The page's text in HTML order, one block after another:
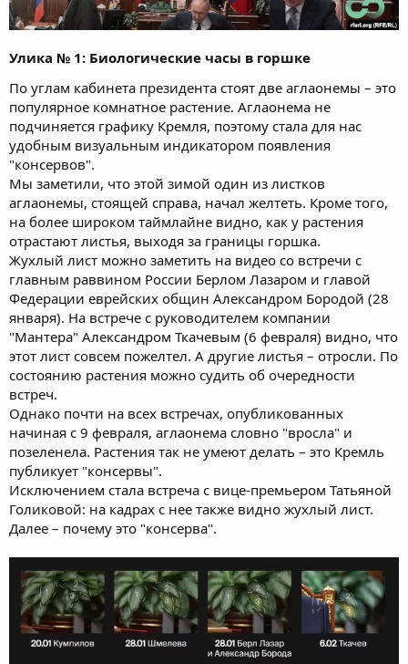
Улика № 1: Биологические часы в горшке
По углам кабинета президента стоят две аглаонемы – это
популярное комнатное растение. Аглаонема не
подчиняется графику Кремля, поэтому стала для нас
удобным визуальным индикатором появления
"консервов".
Мы заметили, что этой зимой один из листков
аглаонемы, стоящей справа, начал желтеть. Кроме того,
на более широком таймлайне видно, как у растения
отрастают листья, выходя за границы горшка.
Жухлый лист можно заметить на видео со встречи с
главным раввином России Берлом Лазаром и главой
Федерации еврейских общин Александром Бородой (28
января). На встрече с руководителем компании
"Мантера" Александром Ткачевым (6 февраля) видно, что
этот лист совсем пожелтел. А другие листья – отросли. По
состоянию растения можно судить об очередности
встреч.
Однако почти на всех встречах, опубликованных
начиная с 9 февраля, аглаонема словно "вросла" и
позеленела. Растения так не умеют делать – это Кремль
публикует "консервы".
Исключением стала встреча с вице-премьером Татьяной
Голиковой: на кадрах с нее также видно жухлый лист.
Далее – почему это "консерва".